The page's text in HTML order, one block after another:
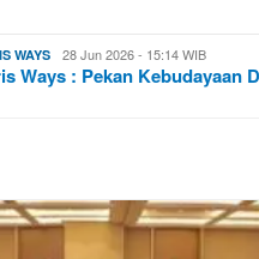
WAYS 28 Jun 2026 - 15:14 WIB
Ways : Pekan Kebudayaan